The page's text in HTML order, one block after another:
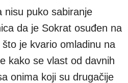
nisu puko sabiranje
da je Sokrat osuđen na
je kvario omladinu na
kako se vlast od davnih
onima koji su drugačije